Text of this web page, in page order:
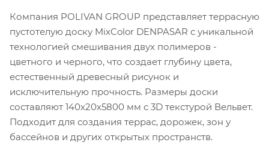
Компания POLIVAN GROUP представляет террасную
пустотелую доску MixColor DENPASAR с уникальной
технологией смешивания двух полимеров -
цветного и черного, что создает глубину цвета,
естественный древесный рисунок и
исключительную прочность. Размеры доски
составляют 140х20х5800 мм с 3D текстурой Вельвет.
Подходит для создания террас, дорожек, зон у
бассейнов и других открытых пространств.